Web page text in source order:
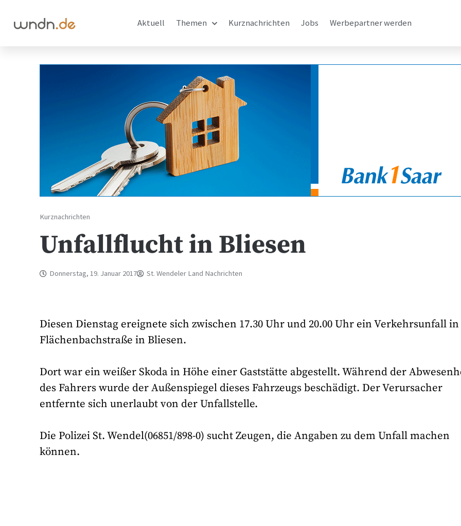
Aktuell Themen Kurznachrichten Jobs Werbepartner werden
Kurznachrichten
Unfallflucht in Bliesen
Donnerstag, 19. Januar 2017 St. Wendeler Land Nachrichten
Diesen Dienstag ereignete sich zwischen 17.30 Uhr und 20.00 Uhr ein Verkehrsunfall
Flächenbachstraße in Bliesen.
Dort war ein weißer Skoda in Höhe einer Gaststätte abgestellt. Während der
des Fahrers wurde der Außenspiegel dieses Fahrzeugs beschädigt. Der Verursacher
entfernte sich unerlaubt von der Unfallstelle.
Die Polizei St. Wendel(06851/898-0) sucht Zeugen, die Angaben zu dem Unfall machen
können.